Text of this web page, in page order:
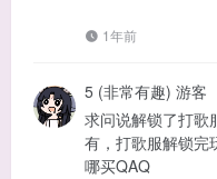
1年前
5 (非常有趣) 游客
求问说解锁了打歌
有，打歌服解锁完
哪买QAQ